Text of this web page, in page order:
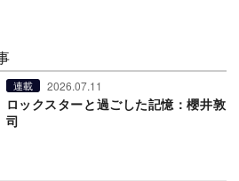
連載 2026.07.11
ロックスターと過ごした記憶：櫻井敦
司